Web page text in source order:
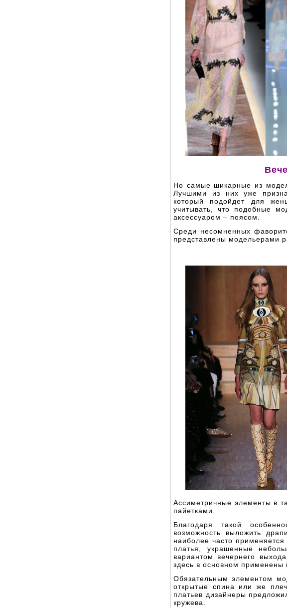
Ве
Но самые шикарные из
Лучшими из них уже
который подойдет для
учитывать, что подобные
аксессуаром – поясом.
Среди несомненных
представлены модельерами
Ассиметричные элементы в
пайетками.
Благодаря такой
возможность выложить
наиболее часто
платья, украшенные
вариантом вечернего
здесь в основном применены
Обязательным элементом
открытые спина или же
платьев дизайнеры
кружева.